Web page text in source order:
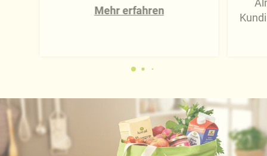
Mehr erfahren